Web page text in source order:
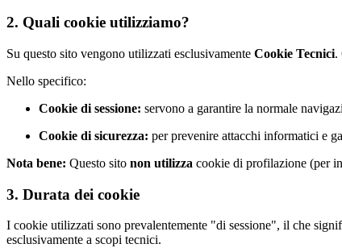
2. Quali cookie utilizziamo?
Su questo sito vengono utilizzati esclusivamente Cookie Tecnici.
Nello specifico:
Cookie di sessione: servono a garantire la normale
Cookie di sicurezza: per prevenire attacchi informatici e
Nota bene: Questo sito non utilizza cookie di profilazione (per
3. Durata dei cookie
I cookie utilizzati sono prevalentemente "di sessione", il che
esclusivamente a scopi tecnici.